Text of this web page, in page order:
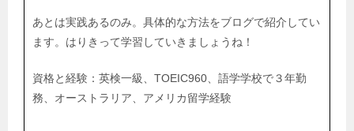
あとは実践あるのみ。具体的な方法をブログで紹介してい
ます。はりきって学習していきましょうね！
資格と経験：英検一級、TOEIC960、語学学校で３年勤
務、オーストラリア、アメリカ留学経験